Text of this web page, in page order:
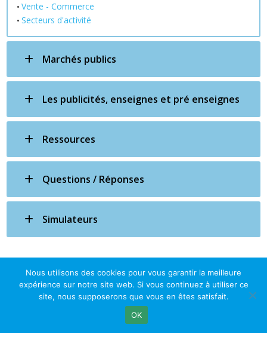
• Vente - Commerce
• Secteurs d'activité
Marchés publics
Les publicités, enseignes et pré enseignes
Ressources
Questions / Réponses
Simulateurs
© Le Passage d Agen 2022
Mairie du Passage d'Agen, BP 7, place du Général de Gaulle, 47520
Nous utilisons des cookies pour vous garantir la meilleure
expérience sur notre site web. Si vous continuez à utiliser ce
site, nous supposerons que vous en êtes satisfait.
OK